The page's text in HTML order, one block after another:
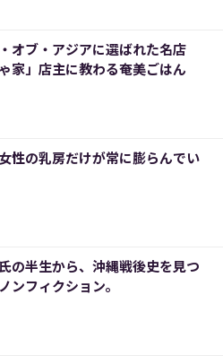
オブ・アジアに選ばれた名店
家」店主に教わる奄美ごはん
性の乳房だけが常に膨らんでい
の半生から、沖縄戦後史を見つ
ンフィクション。